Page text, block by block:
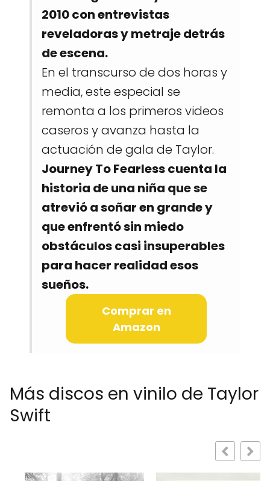
2010 con entrevistas
reveladoras y metraje detrás
de escena.
En el transcurso de dos horas y
media, este especial se
remonta a los primeros videos
caseros y avanza hasta la
actuación de gala de Taylor.
Journey To Fearless cuenta la
historia de una niña que se
atrevió a soñar en grande y
que enfrentó sin miedo
obstáculos casi insuperables
para hacer realidad esos
sueños.
Comprar en
Amazon
Más discos en vinilo de Taylor
Swift